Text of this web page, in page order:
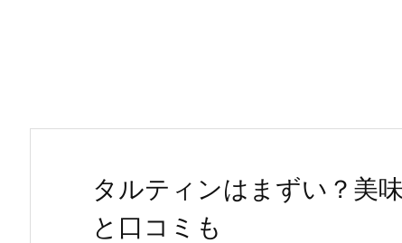
タルティンはまずい？美
と口コミも